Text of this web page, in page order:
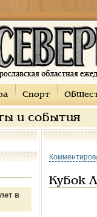
Спорт
и события
в
Кубок